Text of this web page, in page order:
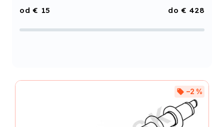
Abecedne
€ 15 € 428
–2 %